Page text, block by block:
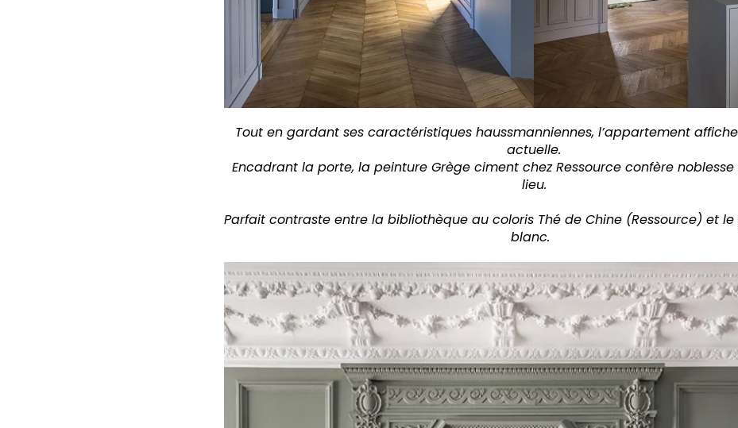
Tout en gardant ses caractéristiques haussmanniennes, l’appartement
actuelle.
Encadrant la porte, la peinture Grège ciment chez Ressource confère
lieu.
Parfait contraste entre la bibliothèque au coloris Thé de Chine (Ressource) et
blanc.